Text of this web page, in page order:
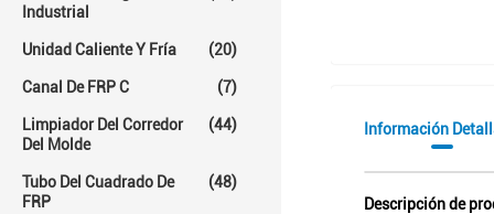
Industrial
Unidad Caliente Y Fría (20)
Canal De FRP C (7)
Limpiador Del Corredor
Del Molde
(44)
Tubo Del Cuadrado De
FRP
(48)
Información
Descripción de